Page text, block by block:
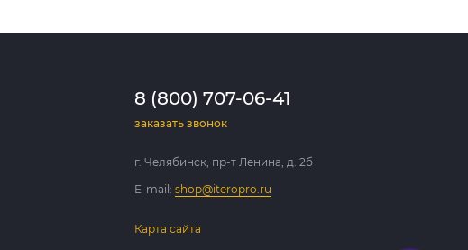
8 (800) 707-06-41
заказать звонок
г. Челябинск, пр-т Ленина, д. 2б
E-mail:shop@iteropro.ru
Карта сайта